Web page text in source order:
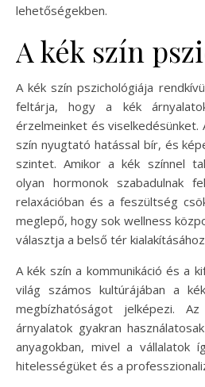
lehetőségekben.
A kék szín
A kék szín pszichológiája
feltárja, hogy a kék
érzelmeinket és viselkedésünket.
szín nyugtató hatással bír, és
szintet. Amikor a kék színnel
olyan hormonok szabadulnak
relaxációban és a feszültség
meglepő, hogy sok wellness
választja a belső tér
A kék szín a kommunikáció és a
világ számos kultúrájában a
megbízhatóságot jelképezi.
árnyalatok gyakran
anyagokban, mivel a vállalatok
hitelességüket és a